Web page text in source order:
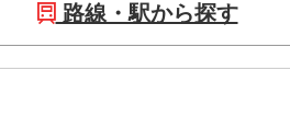
路線・駅から探す